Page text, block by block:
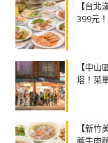
【台
399元
【中
塔！菜
【新